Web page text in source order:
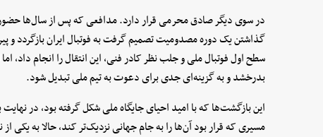
در سوی دیگر صادق محرمی قرار دارد. مدافعی که پس از سال‌ها حضور
گذاشتن یک دوره مصدومیت تصمیم گرفت به فوتبال ایران بازگردد و
سطح اول فوتبال ملی و جلب نظر کادر فنی، این انتقال را انجام
بدرخشد و به گزینه‌ای جدی برای دعوت به تیم ملی تبدیل شود.
این بازگشت‌ها که با امید احیای جایگاه ملی شکل گرفته بود، در
مسیری که قرار بود آن‌ها را به جام جهانی نزدیک‌تر کند، حالا به